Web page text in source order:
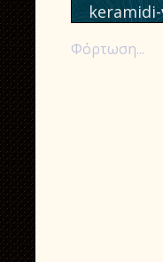
Φόρτωση...